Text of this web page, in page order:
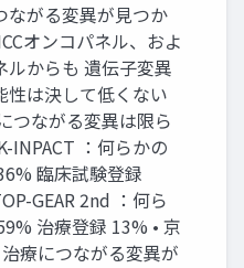
ながる変異が⾒つか
オンコパネル、およ
ルからも 遺伝⼦変異
性は決して低くない
つながる変異は限ら
INPACT ：何らかの
臨床試験登録
GEAR 2nd ：何ら
治療登録 13% • 京
療につながる変異が